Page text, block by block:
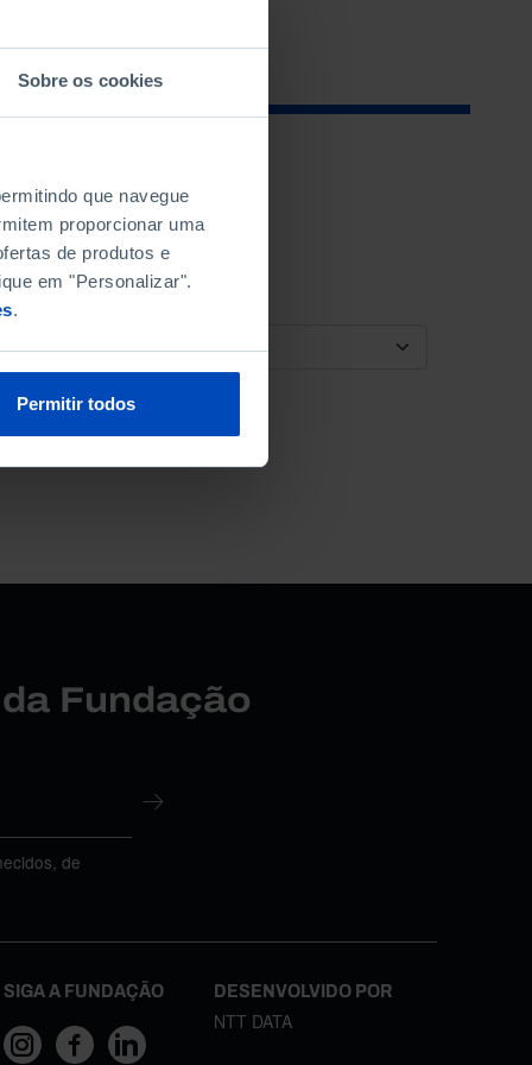
Sobre os cookies
que navegue
proporcionar uma
de produtos e
em "Personalizar".
.
Permitir todos
ORDENAR POR
Fundação
de
SIGA A FUNDAÇÃO DESENVOLVIDO POR
NTT DATA